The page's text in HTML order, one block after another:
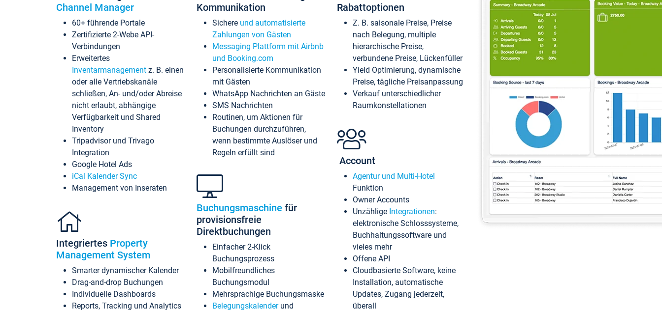
Channel Manager
60+ führende Portale
Zertifizierte 2-Webe API-
Verbindungen
Erweitertes
Inventarmanagement z. B. einen
oder alle Vertriebskanäle
schließen, An- und/oder Abreise
nicht erlaubt, abhängige
Verfügbarkeit und Shared
Inventory
Tripadvisor und Trivago
Integration
Google Hotel Ads
iCal Kalender Sync
Management von Inseraten
Integriertes Property
Management System
Smarter dynamischer Kalender
Drag-and-drop Buchungen
Individuelle Dashboards
Reports, Tracking und Analytics
Kommunikation
Sichere und automatisierte
Zahlungen von Gästen
Messaging Plattform mit Airbnb
und Booking.com
Personalisierte Kommunikation
mit Gästen
WhatsApp Nachrichten an Gäste
SMS Nachrichten
Routinen, um Aktionen für
Buchungen durchzuführen,
wenn bestimmte Auslöser und
Regeln erfüllt sind
Buchungsmaschine für
provisionsfreie
Direktbuchungen
Einfacher 2-Klick
Buchungsprozess
Mobilfreundliches
Buchungsmodul
Mehrsprachige Buchungsmaske
Belegungskalenderund
Rabattoptionen
Z. B. saisonale Preise, Preise
nach Belegung, multiple
hierarchische Preise,
verbundene Preise, Lückenfüller
Yield Optimierung, dynamische
Preise, tägliche Preisanpassung
Verkauf unterschiedlicher
Raumkonstellationen
Account
Agentur und Multi-Hotel
Funktion
Owner Accounts
Unzählige Integrationen:
elektronische Schlosssysteme,
Buchhaltungssoftware und
vieles mehr
Offene API
Cloudbasierte Software, keine
Installation, automatische
Updates, Zugang jederzeit,
überall